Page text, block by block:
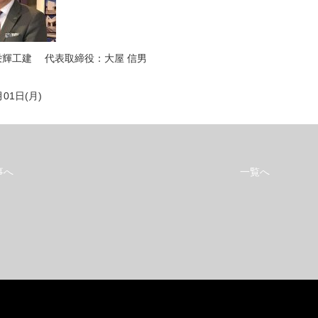
輝工建 代表取締役：大屋 信男
01日(月)
へ 一覧へ